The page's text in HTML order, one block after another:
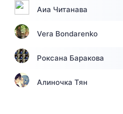
Аиа Читанава
Vera Bondarenko
Роксана Баракова
Алиночка Тян